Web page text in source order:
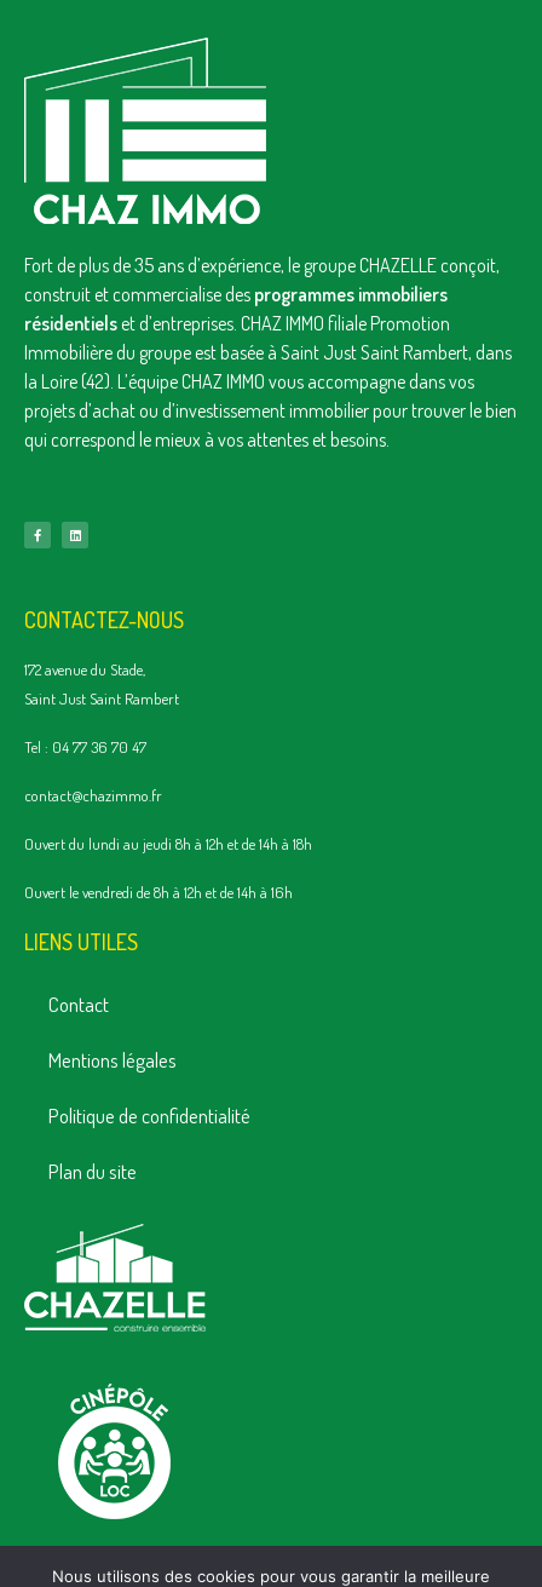
Fort de plus de 35 ans d’expérience, le groupe CHAZELLE conçoit,
construit et commercialise des programmes immobiliers
résidentielset d’entreprises. CHAZ IMMO filiale Promotion
Immobilière du groupe est basée à Saint Just Saint Rambert, dans
la Loire (42). L’équipe CHAZ IMMO vous accompagne dans vos
projets d’achat ou d’investissement immobilier pour trouver le bien
qui correspond le mieux à vos attentes et besoins.
CONTACTEZ-NOUS
172 avenue du Stade,
Saint Just Saint Rambert
Tel : 04 77 36 70 47
contact@chazimmo.fr
Ouvert du lundi au jeudi 8h à 12h et de 14h à 18h
Ouvert le vendredi de 8h à 12h et de 14h à 16h
LIENS UTILES
Contact
Mentions légales
Politique de confidentialité
Plan du site
Nous utilisons des cookies pour vous garantir la meilleure